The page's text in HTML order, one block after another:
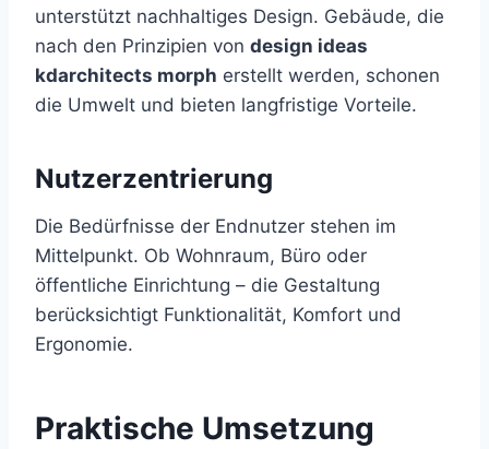
unterstützt nachhaltiges Design. Gebäude, die
nach den Prinzipien von design ideas
kdarchitects morph erstellt werden, schonen
die Umwelt und bieten langfristige Vorteile.
Nutzerzentrierung
Die Bedürfnisse der Endnutzer stehen im
Mittelpunkt. Ob Wohnraum, Büro oder
öffentliche Einrichtung – die Gestaltung
berücksichtigt Funktionalität, Komfort und
Ergonomie.
Praktische Umsetzung